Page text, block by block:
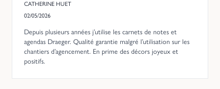
CATHERINE HUET
02/05/2026
Depuis plusieurs années j’utilise les carnets de notes et
agendas Draeger. Qualité garantie malgré l’utilisation sur les
chantiers d’agencement. En prime des décors joyeux et
positifs.